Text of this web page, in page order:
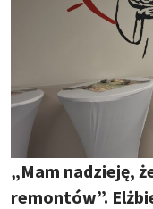
„Mam nadzieję,
remontów”.